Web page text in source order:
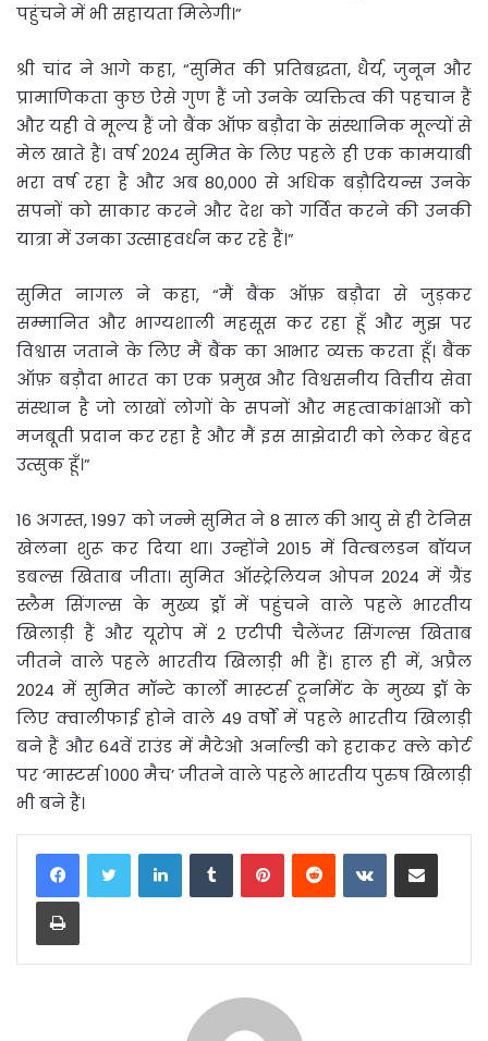
पहुंचने में भी सहायता मिलेगी।”
श्री चांद ने आगे कहा, “सुमित की प्रतिबद्धता, धैर्य, जुनून और
प्रामाणिकता कुछ ऐसे गुण हैं जो उनके व्यक्तित्व की पहचान हैं
और यही वे मूल्य हैं जो बैंक ऑफ बड़ौदा के संस्थानिक मूल्यों से
मेल खाते हैं। वर्ष 2024 सुमित के लिए पहले ही एक कामयाबी
भरा वर्ष रहा है और अब 80,000 से अधिक बड़ौदियन्स उनके
सपनों को साकार करने और देश को गर्वित करने की उनकी
यात्रा में उनका उत्साहवर्धन कर रहे हैं।”
सुमित नागल ने कहा, “मैं बैंक ऑफ़ बड़ौदा से जुड़कर
सम्मानित और भाग्यशाली महसूस कर रहा हूँ और मुझ पर
विश्वास जताने के लिए मैं बैंक का आभार व्यक्त करता हूँ। बैंक
ऑफ़ बड़ौदा भारत का एक प्रमुख और विश्वसनीय वित्तीय सेवा
संस्थान है जो लाखों लोगों के सपनों और महत्वाकांक्षाओं को
मजबूती प्रदान कर रहा है और मैं इस साझेदारी को लेकर बेहद
उत्सुक हूँ।”
16 अगस्त, 1997 को जन्मे सुमित ने 8 साल की आयु से ही टेनिस
खेलना शुरू कर दिया था। उन्होंने 2015 में विम्बलडन बॉयज
डबल्स खिताब जीता। सुमित ऑस्ट्रेलियन ओपन 2024 में ग्रैंड
स्लैम सिंगल्स के मुख्य ड्रॉ में पहुंचने वाले पहले भारतीय
खिलाड़ी हैं और यूरोप में 2 एटीपी चैलेंजर सिंगल्स खिताब
जीतने वाले पहले भारतीय खिलाड़ी भी हैं। हाल ही में, अप्रैल
2024 में सुमित मॉन्टे कार्लो मास्टर्स टूर्नामेंट के मुख्य ड्रॉ के
लिए क्वालीफाई होने वाले 49 वर्षों में पहले भारतीय खिलाड़ी
बने हैं और 64वें राउंड में मैटेओ अर्नाल्डी को हराकर क्ले कोर्ट
पर ‘मास्टर्स 1000 मैच’ जीतने वाले पहले भारतीय पुरुष खिलाड़ी
भी बने हैं।
LinkedInTumblrPinterestReddit VKontakteShare via Email
Print